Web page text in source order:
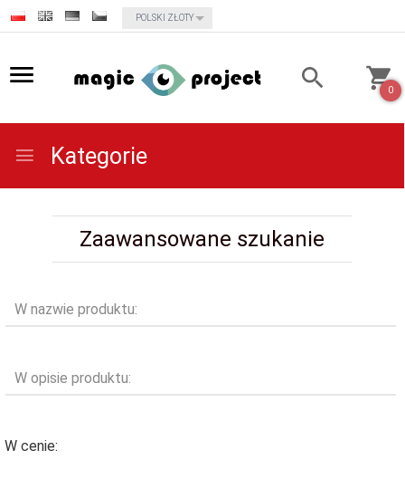
currency_h
POLSKI ZŁOTY
0
Kategorie
Zaawansowane szukanie
W nazwie produktu:
W opisie produktu:
W cenie: